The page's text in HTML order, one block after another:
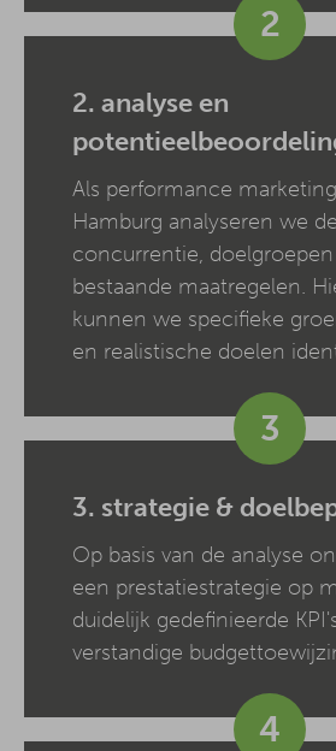
2
2. analyse en
Als performance
Hamburg analyseren we
concurrentie,
bestaande maatregelen.
kunnen we specifieke
en realistische doelen
3
3. strategie &
Op basis van de analyse
een prestatiestrategie op
duidelijk gedefinieerde
verstandige
4